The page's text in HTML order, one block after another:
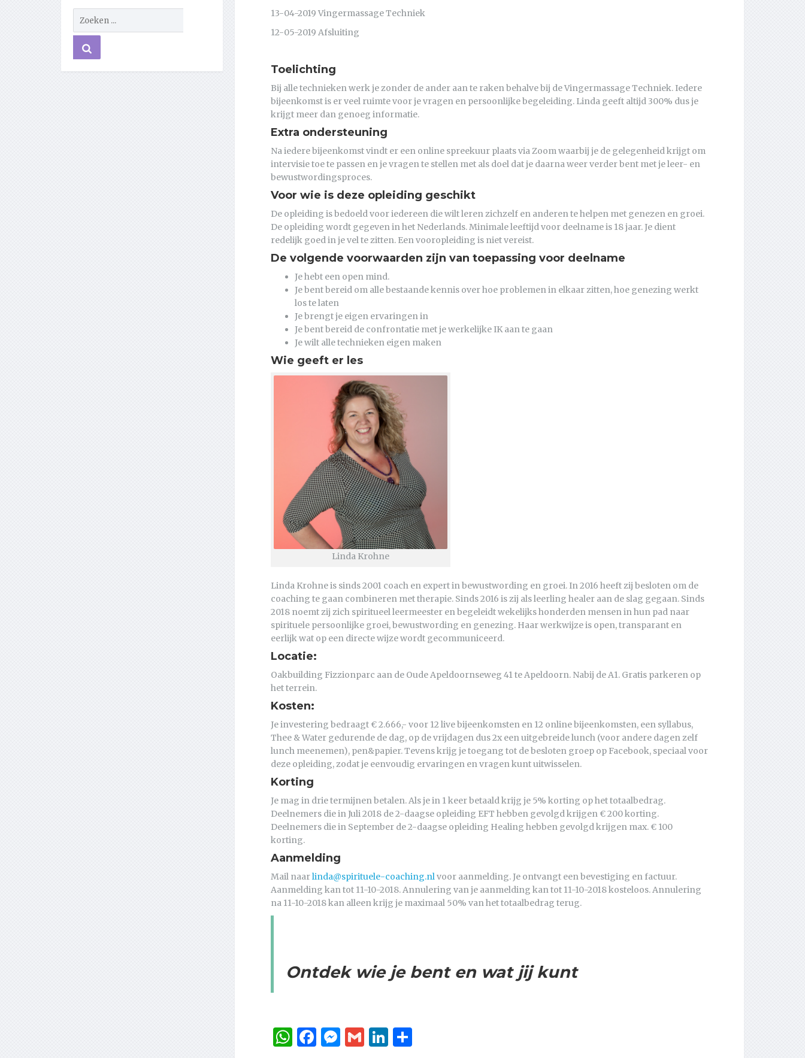
13-04-2019 Vingermassage Techniek
12-05-2019 Afsluiting
Toelichting
Bij alle technieken werk je zonder de ander aan te raken behalve bij de Vingermassage Techniek. Iedere
bijeenkomst is er veel ruimte voor je vragen en persoonlijke begeleiding. Linda geeft altijd 300% dus je
krijgt meer dan genoeg informatie.
Extra ondersteuning
Na iedere bijeenkomst vindt er een online spreekuur plaats via Zoom waarbij je de gelegenheid krijgt om
intervisie toe te passen en je vragen te stellen met als doel dat je daarna weer verder bent met je leer- en
bewustwordingsproces.
Voor wie is deze opleiding geschikt
De opleiding is bedoeld voor iedereen die wilt leren zichzelf en anderen te helpen met genezen en groei.
De opleiding wordt gegeven in het Nederlands. Minimale leeftijd voor deelname is 18 jaar. Je dient
redelijk goed in je vel te zitten. Een vooropleiding is niet vereist.
De volgende voorwaarden zijn van toepassing voor deelname
Je hebt een open mind.
Je bent bereid om alle bestaande kennis over hoe problemen in elkaar zitten, hoe genezing werkt
los te laten
Je brengt je eigen ervaringen in
Je bent bereid de confrontatie met je werkelijke IK aan te gaan
Je wilt alle technieken eigen maken
Wie geeft er les
Linda Krohne
Linda Krohne is sinds 2001 coach en expert in bewustwording en groei. In 2016 heeft zij besloten om de
coaching te gaan combineren met therapie. Sinds 2016 is zij als leerling healer aan de slag gegaan. Sinds
2018 noemt zij zich spiritueel leermeester en begeleidt wekelijks honderden mensen in hun pad naar
spirituele persoonlijke groei, bewustwording en genezing. Haar werkwijze is open, transparant en
eerlijk wat op een directe wijze wordt gecommuniceerd.
Locatie:
Oakbuilding Fizzionparc aan de Oude Apeldoornseweg 41 te Apeldoorn. Nabij de A1. Gratis parkeren op
het terrein.
Kosten:
Je investering bedraagt € 2.666,- voor 12 live bijeenkomsten en 12 online bijeenkomsten, een syllabus,
Thee & Water gedurende de dag, op de vrijdagen dus 2x een uitgebreide lunch (voor andere dagen zelf
lunch meenemen), pen&papier. Tevens krijg je toegang tot de besloten groep op Facebook, speciaal voor
deze opleiding, zodat je eenvoudig ervaringen en vragen kunt uitwisselen.
Korting
Je mag in drie termijnen betalen. Als je in 1 keer betaald krijg je 5% korting op het totaalbedrag.
Deelnemers die in Juli 2018 de 2-daagse opleiding EFT hebben gevolgd krijgen € 200 korting.
Deelnemers die in September de 2-daagse opleiding Healing hebben gevolgd krijgen max. € 100
korting.
Aanmelding
Mail naarlinda@spirituele-coaching.nlvoor aanmelding. Je ontvangt een bevestiging en factuur.
Aanmelding kan tot 11-10-2018. Annulering van je aanmelding kan tot 11-10-2018 kosteloos. Annulering
na 11-10-2018 kan alleen krijg je maximaal 50% van het totaalbedrag terug.
Ontdek wie je bent en wat jij kunt
WhatsApp
Facebook
Messenger
GmailLinkedIn